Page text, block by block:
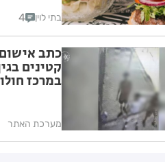
בתי לוין 4
קטינים
במרכז
מערכת האתר